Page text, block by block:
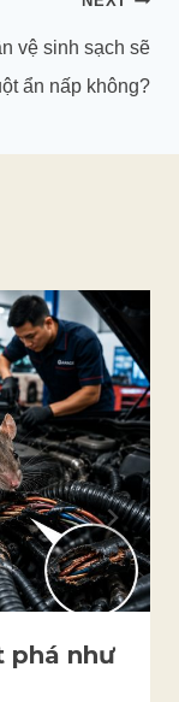
vệ sinh sạch sẽ
ẩn nấp không?
phá như